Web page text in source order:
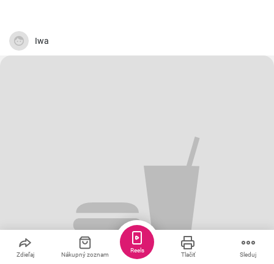
Iwa
Zdieľaj Nákupný zoznam Tlačiť Sleduj
Reels